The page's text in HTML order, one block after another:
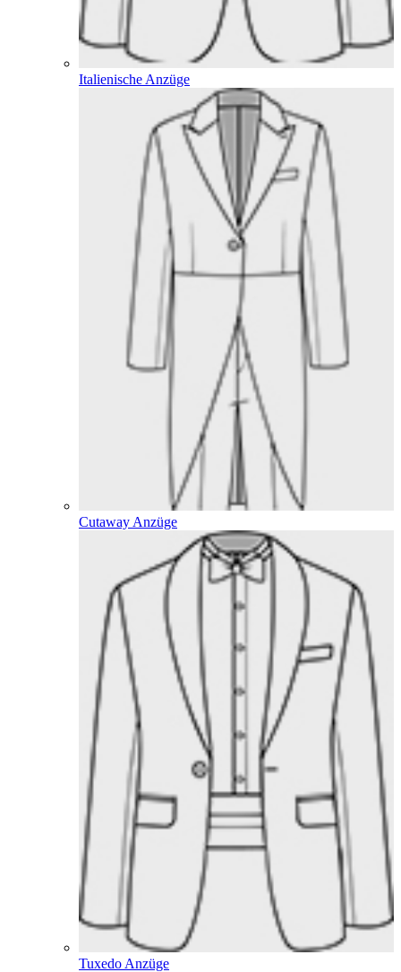
Italienische Anzüge
Cutaway Anzüge
Tuxedo Anzüge